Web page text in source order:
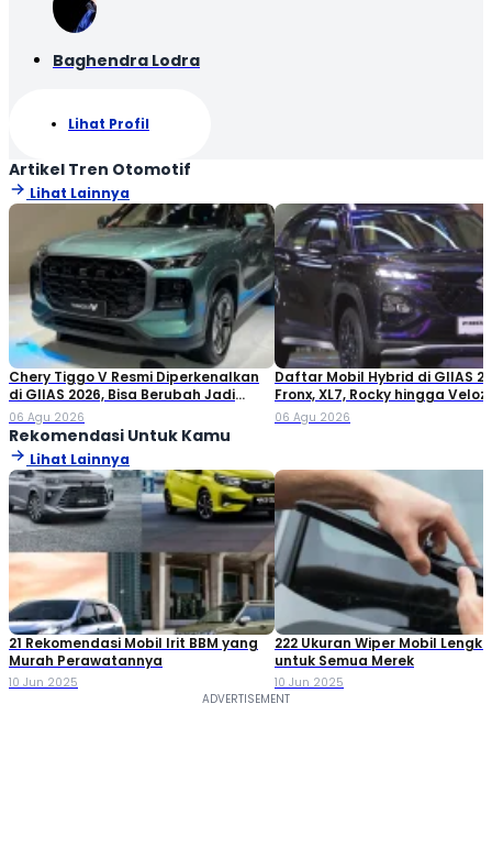
Baghendra Lodra
Lihat Profil
Artikel Tren Otomotif
Lihat Lainnya
Chery Tiggo V Resmi Diperkenalkan
di GIIAS 2026, Bisa Berubah Jadi
Double Cabin
06 Agu 2026
Daftar Mobil Hybrid di GIIAS
Fronx, XL7, Rocky hingga Veloz!
06 Agu 2026
Rekomendasi Untuk Kamu
Lihat Lainnya
21 Rekomendasi Mobil Irit BBM yang
Murah Perawatannya
10 Jun 2025
222 Ukuran Wiper Mobil
untuk Semua Merek
10 Jun 2025